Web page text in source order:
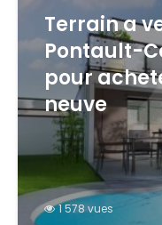
Terrain a
Pontault-
pour
neuve
1 578 vues